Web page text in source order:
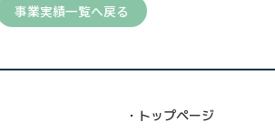
事業実績一覧へ戻る
・トップページ